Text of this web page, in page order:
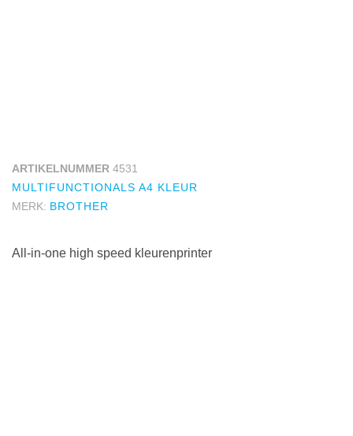
ARTIKELNUMMER 4531
MULTIFUNCTIONALS A4 KLEUR
MERK: BROTHER
All-in-one high speed kleurenprinter